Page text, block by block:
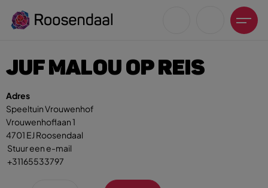
Zoeksuggesties
UITagenda
Wandelen
JUF MALOU OP REIS
Adres
Speeltuin Vrouwenhof
Vrouwenhoflaan 1
4701 EJ Roosendaal
Stuur een e-mail
+31165533797